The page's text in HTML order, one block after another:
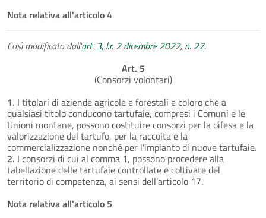
Nota relativa all'articolo 4
Così modificato dall'art. 3, l.r. 2 dicembre 2022, n. 27.
Art. 5
(Consorzi volontari)
1. I titolari di aziende agricole e forestali e coloro che a
qualsiasi titolo conducono tartufaie, compresi i Comuni e le
Unioni montane, possono costituire consorzi per la difesa e la
valorizzazione del tartufo, per la raccolta e la
commercializzazione nonché per l’impianto di nuove tartufaie.
2. I consorzi di cui al comma 1, possono procedere alla
tabellazione delle tartufaie controllate e coltivate del
territorio di competenza, ai sensi dell’articolo 17.
Nota relativa all'articolo 5